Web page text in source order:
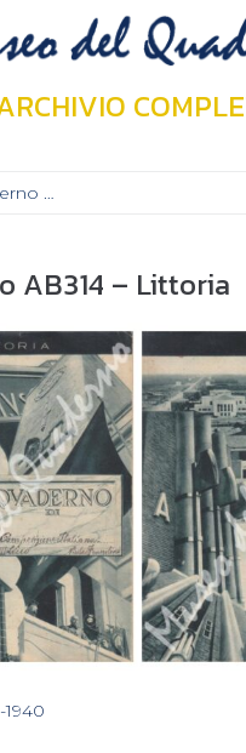
AB314 – Littoria